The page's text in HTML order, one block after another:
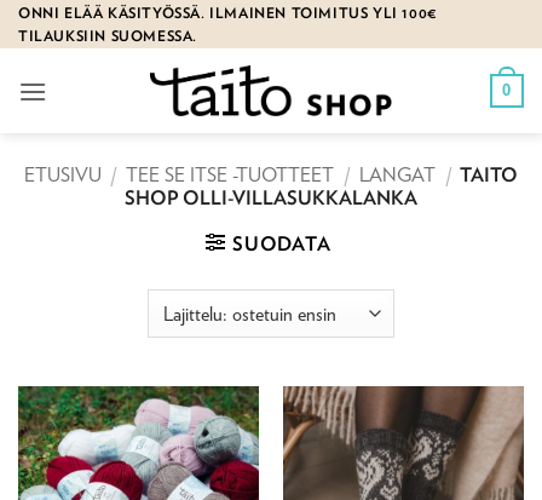
Skip
to
ONNI ELÄÄ KÄSITYÖSSÄ. ILMAINEN TOIMITUS YLI 100€
TILAUKSIIN SUOMESSA.
0
ETUSIVU / TEE SE ITSE -TUOTTEET / LANGAT / TAITO
SHOP OLLI-VILLASUKKALANKA
SUODATA